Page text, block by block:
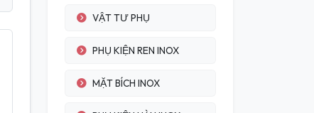
VẬT TƯ PHỤ
PHỤ KIỆN REN INOX
MẶT BÍCH INOX